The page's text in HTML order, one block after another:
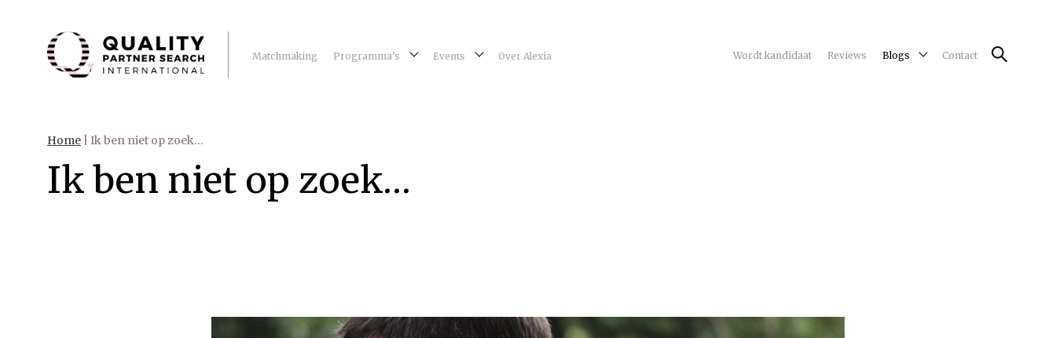
Matchmaking Programma’s Events Over Alexia Wordt kandidaat Reviews Blogs Contact
Home Ik ben niet op zoek…
Ik ben niet op zoek…